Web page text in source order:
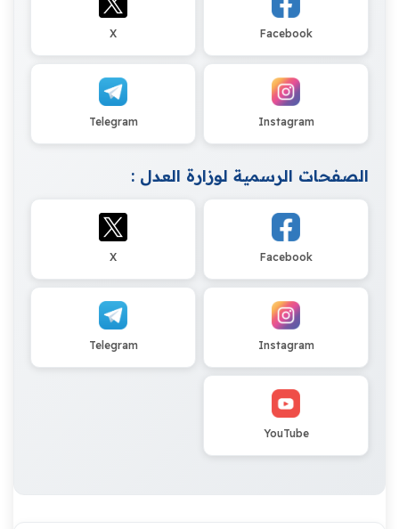
Facebook
X
Instagram
Telegram
الصفحات الرسمية لوزارة العدل :
Facebook
X
Instagram
Telegram
YouTube